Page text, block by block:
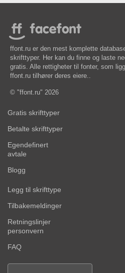
ffont.ru er den mest komplette
skrifttyper. Her kan du finne og laste
gratis. Alle rettigheter til fonter, som
ffont.ru tilhører deres eiere..
© "ffont.ru" 2026
Gratis skrifttyper
Betalte skrifttyper
Egendefinert
avtale
Blogg
Legg til skrifttype
Tilbakemeldinger
Retningslinjer
personvern
FAQ